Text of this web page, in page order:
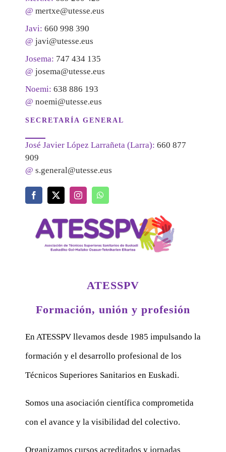
@ mertxe@utesse.eus
Javi: 660 998 390
@ javi@utesse.eus
Josema: 747 434 135
@ josema@utesse.eus
Noemi: 638 886 193
@ noemi@utesse.eus
SECRETARÍA GENERAL
José Javier López Larrañeta (Larra): 660 877
909
@ s.general@utesse.eus
ATESSPV
Formación, unión y profesión
En ATESSPV llevamos desde 1985 impulsando la
formación y el desarrollo profesional de los
Técnicos Superiores Sanitarios en Euskadi.
Somos una asociación científica comprometida
con el avance y la visibilidad del colectivo.
Organizamos cursos acreditados y jornadas